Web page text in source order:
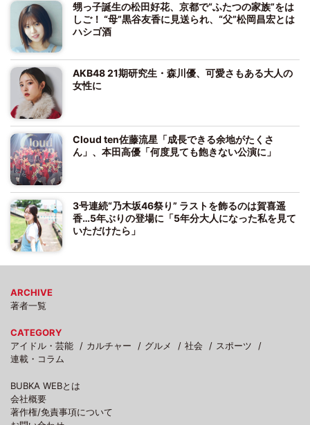
甥っ子誕生の松田好花、京都で“ふたつの家族”をは
しご！ “母”黒谷友香に見送られ、“父”松岡昌宏とは
ハシゴ酒
AKB48 21期研究生・森川優、可愛さもある大人の
女性に
Cloud ten佐藤流星「成長できる余地がたくさ
ん」、本田高優「何度見ても飽きない公演に」
3号連続“乃木坂46祭り” ラストを飾るのは賀喜遥
香…5年ぶりの登場に「5年分大人になった私を見て
いただけたら」
ARCHIVE
著者一覧
CATEGORY
アイドル・芸能
カルチャー グルメ 社会
スポーツ
連載・コラム
BUBKA WEBとは
会社概要
著作権/免責事項について